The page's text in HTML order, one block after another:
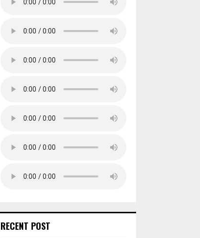
RECENT POST